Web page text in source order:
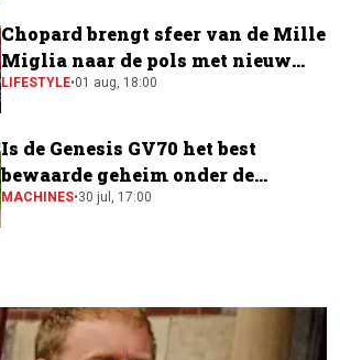
Chopard brengt sfeer van de Mille
Miglia naar de pols met nieuw
horloge
LIFESTYLE•01 aug, 18:00
Is de Genesis GV70 het best
bewaarde geheim onder de
elektrische SUV's?
MACHINES•30 jul, 17:00